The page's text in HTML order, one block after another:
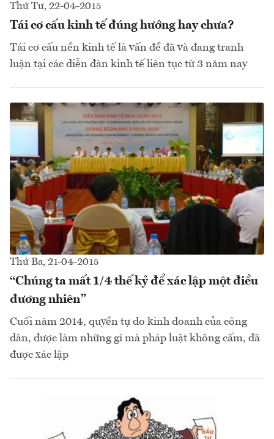
Thứ Tư, 22-04-2015
Tái cơ cấu kinh tế đúng hướng hay chưa?
Tái cơ cấu nền kinh tế là vấn đề đã và đang tranh
luận tại các diễn đàn kinh tế liên tục từ 3 năm nay
Thứ Ba, 21-04-2015
“Chúng ta mất 1/4 thế kỷ để xác lập một điều
đương nhiên”
Cuối năm 2014, quyền tự do kinh doanh của công
dân, được làm những gì mà pháp luật không cấm, đã
được xác lập